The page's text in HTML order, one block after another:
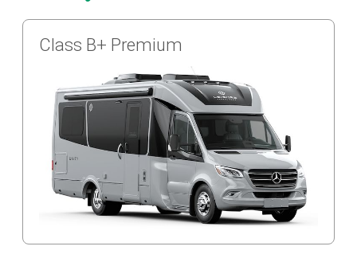
Class B+ Premium